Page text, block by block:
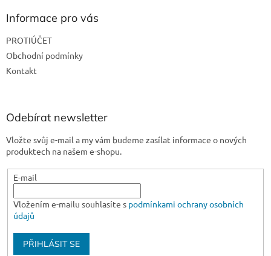
Informace pro vás
PROTIÚČET
Obchodní podmínky
Kontakt
Odebírat newsletter
Vložte svůj e-mail a my vám budeme zasílat informace o nových
produktech na našem e-shopu.
E-mail
Vložením e-mailu souhlasíte s podmínkami ochrany osobních
údajů
PŘIHLÁSIT SE